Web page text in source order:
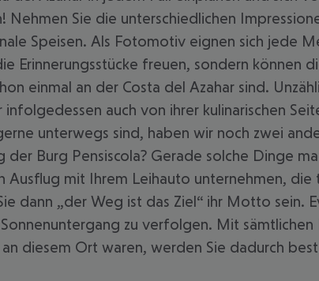
Sie die unterschiedlichen
Speisen. Als Fotomotiv eignen sich jede
Erinnerungsstücke freuen, sondern können
einmal an der Costa del Azahar sind.
auch von ihrer kulinarischen
unterwegs sind, haben wir noch zwei
Burg Pensiscola? Gerade solche Dinge
Ausflug mit Ihrem Leihauto unternehmen,
dann „der Weg ist das Ziel“ ihr Motto sein.
zu verfolgen. Mit sämtlichen
diesem Ort waren, werden Sie dadurch